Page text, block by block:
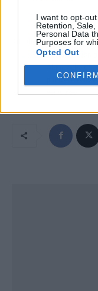
I want to opt-
Retention,
Personal Data
Purposes for
Opted Out
CONFIRM
Artículo anterior
La ampliación de
Alquicoche
puntos de
vehículos